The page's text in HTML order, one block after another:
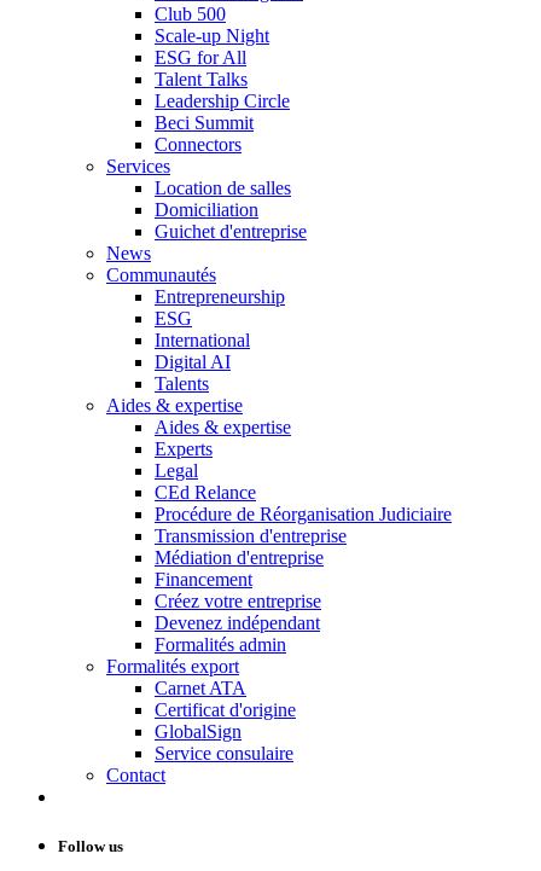
Club 500
Scale-up Night
ESG for All
Talent Talks
Leadership Circle
Beci Summit
Connectors
Services
Location de salles
Domiciliation
Guichet d'entreprise
News
Communautés
Entrepreneurship
ESG
International
Digital AI
Talents
Aides & expertise
Aides & expertise
Experts
Legal
CEd Relance
Procédure de Réorganisation Judiciaire
Transmission d'entreprise
Médiation d'entreprise
Financement
Créez votre entreprise
Devenez indépendant
Formalités admin
Formalités export
Carnet ATA
Certificat d'origine
GlobalSign
Service consulaire
Contact
Follow us